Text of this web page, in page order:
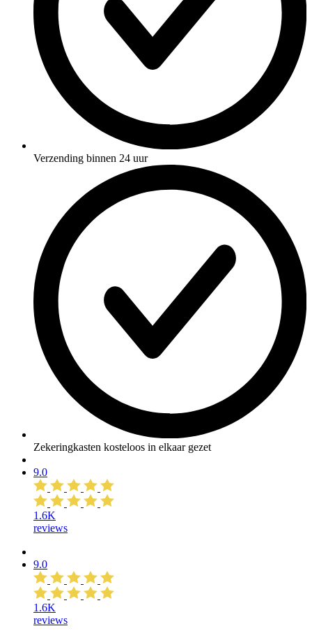
Verzending binnen 24 uur
Zekeringkasten kosteloos in elkaar gezet
9.0
1.6K
reviews
9.0
1.6K
reviews